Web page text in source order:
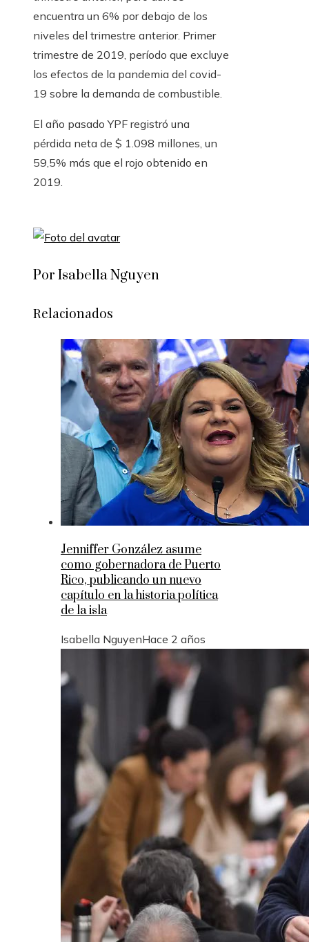
encuentra un 6% por debajo de los
niveles del trimestre anterior. Primer
trimestre de 2019, período que excluye
los efectos de la pandemia del covid-
19 sobre la demanda de combustible.
El año pasado YPF registró una
pérdida neta de $ 1.098 millones, un
59,5% más que el rojo obtenido en
2019.
Por Isabella Nguyen
Relacionados
Jenniffer González asume
como gobernadora de Puerto
Rico, publicando un nuevo
capítulo en la historia política
de la isla
Isabella NguyenHace 2 años